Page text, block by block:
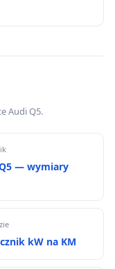
Audi Q5.
— wymiary
kW na KM